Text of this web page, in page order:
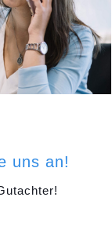
uns an!